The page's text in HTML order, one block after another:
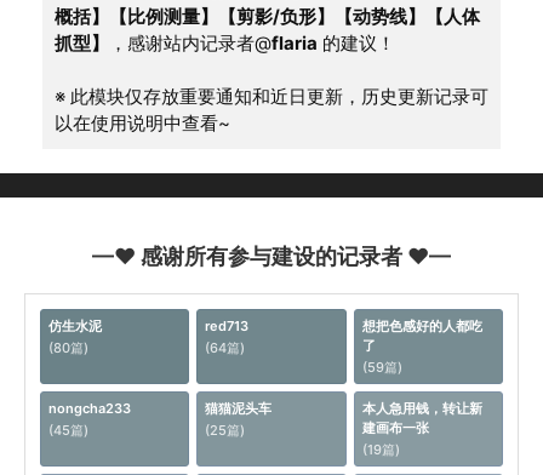
概括】【比例测量】【剪影/负形】【动势线】【人体
抓型】
，感谢站内记录者@flaria 的建议！
※ 此模块仅存放重要通知和近日更新，历史更新记录可
以在使用说明中查看~
—♥ 感谢所有参与建设的记录者 ♥—
仿生水泥
(80篇)
red713
(64篇)
想把色感好的人都吃
了
(59篇)
nongcha233
(45篇)
猫猫泥头车
(25篇)
本人急用钱，转让新
建画布一张
(19篇)